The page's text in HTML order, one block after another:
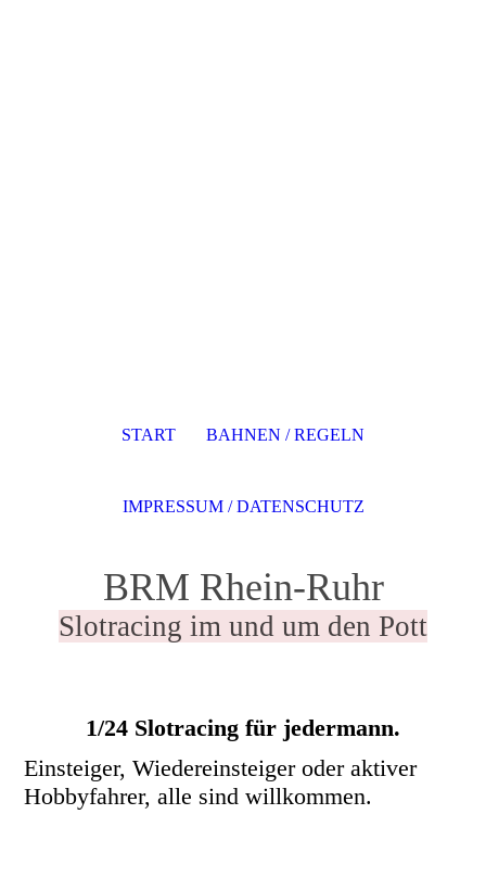
BRM Rhein-Ruhr
Slotracing im und um den Pott
1/24 Slotracing für jedermann.
Einsteiger, Wiedereinsteiger oder aktiver
Hobbyfahrer, alle sind willkommen.
START BAHNEN / REGELN
IMPRESSUM / DATENSCHUTZ